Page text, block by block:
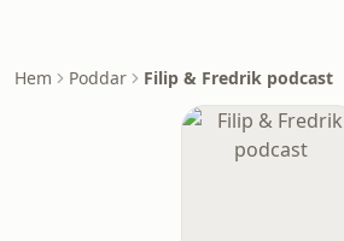
Hem Poddar Filip & Fredrik podcast